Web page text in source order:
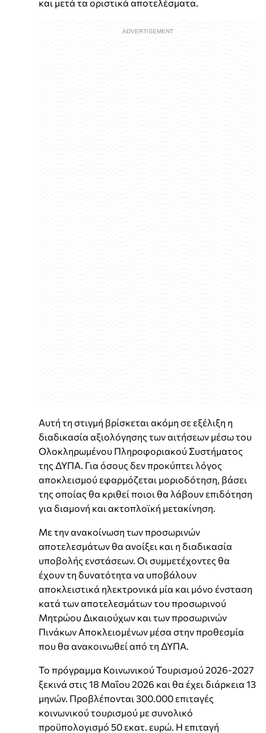
και μετά τα οριστικά αποτελέσματα.
Αυτή τη στιγμή βρίσκεται ακόμη σε εξέλιξη η
διαδικασία αξιολόγησης των αιτήσεων μέσω του
Ολοκληρωμένου Πληροφοριακού Συστήματος
της ΔΥΠΑ. Για όσους δεν προκύπτει λόγος
αποκλεισμού εφαρμόζεται μοριοδότηση, βάσει
της οποίας θα κριθεί ποιοι θα λάβουν επιδότηση
για διαμονή και ακτοπλοϊκή μετακίνηση.
Με την ανακοίνωση των προσωρινών
αποτελεσμάτων θα ανοίξει και η διαδικασία
υποβολής ενστάσεων. Οι συμμετέχοντες θα
έχουν τη δυνατότητα να υποβάλουν
αποκλειστικά ηλεκτρονικά μία και μόνο ένσταση
κατά των αποτελεσμάτων του προσωρινού
Μητρώου Δικαιούχων και των προσωρινών
Πινάκων Αποκλειομένων μέσα στην προθεσμία
που θα ανακοινωθεί από τη ΔΥΠΑ.
Το πρόγραμμα Κοινωνικού Τουρισμού 2026-2027
ξεκινά στις 18 Μαΐου 2026 και θα έχει διάρκεια 13
μηνών. Προβλέπονται 300.000 επιταγές
κοινωνικού τουρισμού με συνολικό
προϋπολογισμό 50 εκατ. ευρώ. Η επιταγή